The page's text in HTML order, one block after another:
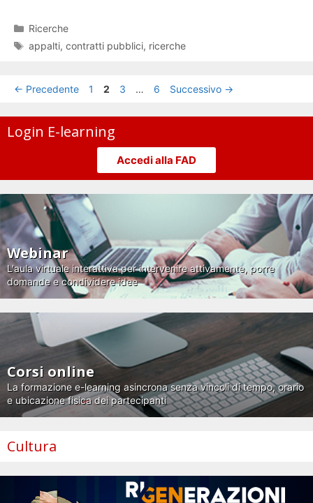
Categorie
Ricerche
Tag
appalti,contratti pubblici, ricerche
← Precedente Pagina
1 Pagina
2 Pagina
3 … Pagina
6 Successivo →
Login E-learning
Accedi alla FAD
Webinar
L'aula virtuale interattiva per intervenire attivamente, porre
domande e condividere idee
Corsi online
La formazione e-learning asincrona senza vincoli di tempo, orario
e ubicazione fisica dei partecipanti
Cultura